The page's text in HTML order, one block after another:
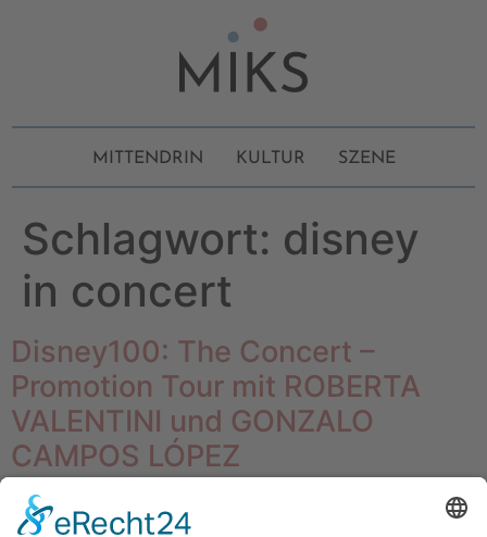
MITTENDRIN KULTUR SZENE
Schlagwort: disney
in concert
Disney100: The Concert –
Promotion Tour mit ROBERTA
VALENTINI und GONZALO
CAMPOS LÓPEZ